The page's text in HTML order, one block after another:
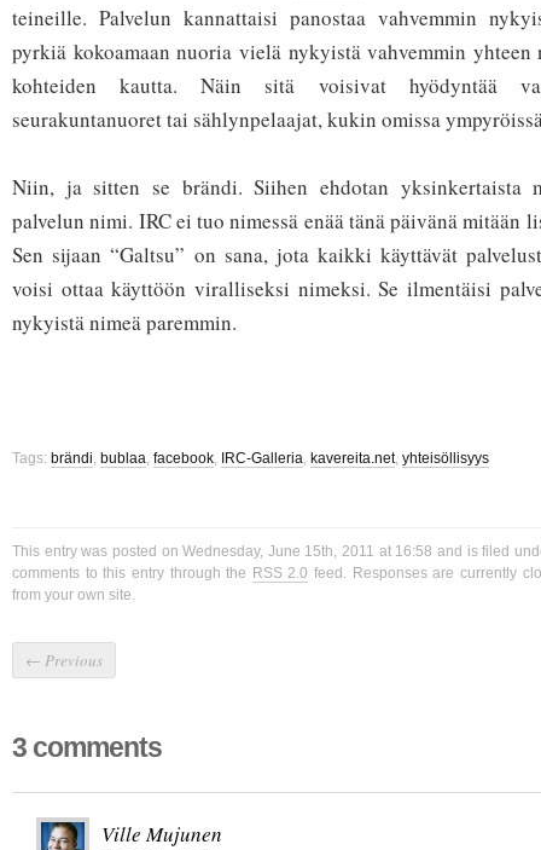
teineille. Palvelun kannattaisi panostaa vahvemmin
pyrkiä kokoamaan nuoria vielä nykyistä vahvemmin yhteen
kohteiden kautta. Näin sitä voisivat hyödyntää
seurakuntanuoret tai sählynpelaajat, kukin omissa
Niin, ja sitten se brändi. Siihen ehdotan yksinkertaista
palvelun nimi. IRC ei tuo nimessä enää tänä päivänä mitään
Sen sijaan “Galtsu” on sana, jota kaikki käyttävät
voisi ottaa käyttöön viralliseksi nimeksi. Se ilmentäisi
nykyistä nimeä paremmin.
Tags: brändi, bublaa, facebook, IRC-Galleria, kavereita.net, yhteisöllisyys
This entry was posted on Wednesday, June 15th, 2011 at 16:58 and is filed
comments to this entry through the RSS 2.0 feed. Responses are currently
from your own site.
← Previous
3 comments
Ville Mujunen